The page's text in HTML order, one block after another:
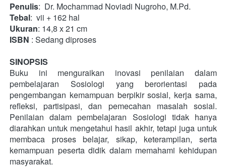
Penulis:  Dr. Mochammad Noviadi Nugroho, M.Pd.
Tebal:  vii + 162 hal
Ukuran: 14,8 x 21 cm
ISBN : Sedang diproses
SINOPSIS
Buku ini menguraikan inovasi penilaian dalam
pembelajaran Sosiologi yang berorientasi pada
pengembangan kemampuan berpikir sosial, kerja sama,
refleksi, partisipasi, dan pemecahan masalah sosial.
Penilaian dalam pembelajaran Sosiologi tidak hanya
diarahkan untuk mengetahui hasil akhir, tetapi juga untuk
membaca proses belajar, sikap, keterampilan, serta
kemampuan peserta didik dalam memahami kehidupan
masyarakat.